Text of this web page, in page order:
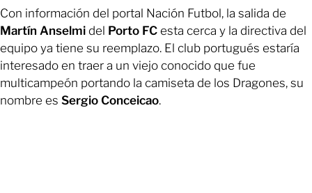
Con información del portal Nación Futbol, la salida de
Martín Anselmi del Porto FC esta cerca y la directiva del
equipo ya tiene su reemplazo. El club portugués estaría
interesado en traer a un viejo conocido que fue
multicampeón portando la camiseta de los Dragones, su
nombre es Sergio Conceicao.